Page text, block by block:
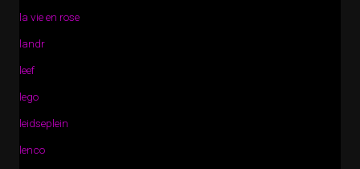
la vie en rose
landr
leef
lego
leidseplein
lenco